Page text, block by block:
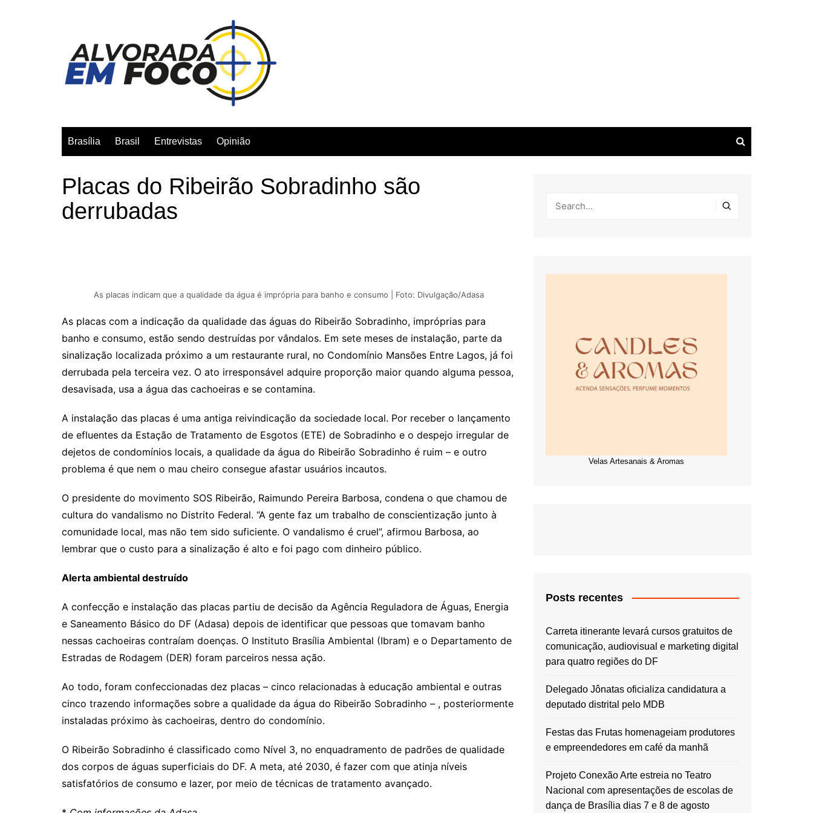
Brasília Brasil Entrevistas Opinião
Placas do Ribeirão Sobradinho são
derrubadas
As placas indicam que a qualidade da água é imprópria para banho e consumo | Foto: Divulgação/Adasa
As placas com a indicação da qualidade das águas do Ribeirão Sobradinho, impróprias para
banho e consumo, estão sendo destruídas por vândalos. Em sete meses de instalação, parte da
sinalização localizada próximo a um restaurante rural, no Condomínio Mansões Entre Lagos, já foi
derrubada pela terceira vez. O ato irresponsável adquire proporção maior quando alguma pessoa,
desavisada, usa a água das cachoeiras e se contamina.
A instalação das placas é uma antiga reivindicação da sociedade local. Por receber o lançamento
de efluentes da Estação de Tratamento de Esgotos (ETE) de Sobradinho e o despejo irregular de
dejetos de condomínios locais, a qualidade da água do Ribeirão Sobradinho é ruim – e outro
problema é que nem o mau cheiro consegue afastar usuários incautos.
O presidente do movimento SOS Ribeirão, Raimundo Pereira Barbosa, condena o que chamou de
cultura do vandalismo no Distrito Federal. “A gente faz um trabalho de conscientização junto à
comunidade local, mas não tem sido suficiente. O vandalismo é cruel”, afirmou Barbosa, ao
lembrar que o custo para a sinalização é alto e foi pago com dinheiro público.
Alerta ambiental destruído
A confecção e instalação das placas partiu de decisão da Agência Reguladora de Águas, Energia
e Saneamento Básico do DF (Adasa) depois de identificar que pessoas que tomavam banho
nessas cachoeiras contraíam doenças. O Instituto Brasília Ambiental (Ibram) e o Departamento de
Estradas de Rodagem (DER) foram parceiros nessa ação.
Ao todo, foram confeccionadas dez placas – cinco relacionadas à educação ambiental e outras
cinco trazendo informações sobre a qualidade da água do Ribeirão Sobradinho – , posteriormente
instaladas próximo às cachoeiras, dentro do condomínio.
O Ribeirão Sobradinho é classificado como Nível 3, no enquadramento de padrões de qualidade
dos corpos de águas superficiais do DF. A meta, até 2030, é fazer com que atinja níveis
satisfatórios de consumo e lazer, por meio de técnicas de tratamento avançado.
Velas Artesanais & Aromas
Posts recentes
Carreta itinerante levará cursos gratuitos de
comunicação, audiovisual e marketing digital
para quatro regiões do DF
Delegado Jônatas oficializa candidatura a
deputado distrital pelo MDB
Festas das Frutas homenageiam produtores
e empreendedores em café da manhã
Projeto Conexão Arte estreia no Teatro
Nacional com apresentações de escolas de
dança de Brasília dias 7 e 8 de agosto